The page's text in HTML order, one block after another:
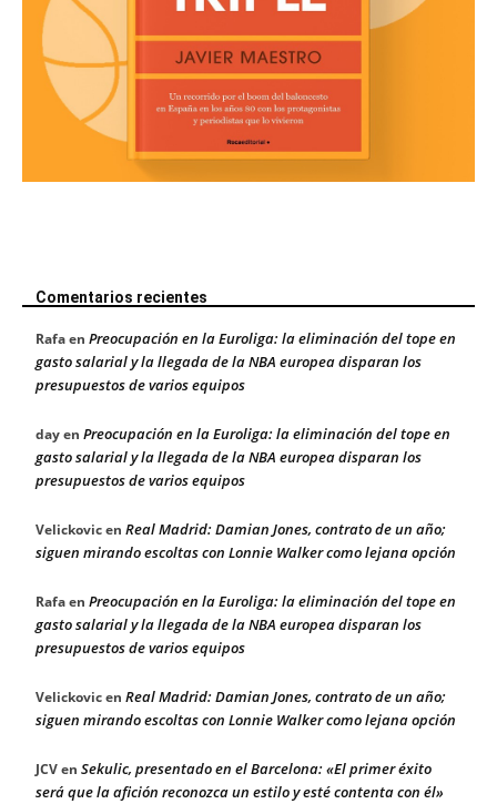
Comentarios recientes
Rafaen Preocupación en la Euroliga: la eliminación del tope en
gasto salarial y la llegada de la NBA europea disparan los
presupuestos de varios equipos
dayen Preocupación en la Euroliga: la eliminación del tope en
gasto salarial y la llegada de la NBA europea disparan los
presupuestos de varios equipos
Velickovicen Real Madrid: Damian Jones, contrato de un año;
siguen mirando escoltas con Lonnie Walker como lejana opción
Rafaen Preocupación en la Euroliga: la eliminación del tope en
gasto salarial y la llegada de la NBA europea disparan los
presupuestos de varios equipos
Velickovicen Real Madrid: Damian Jones, contrato de un año;
siguen mirando escoltas con Lonnie Walker como lejana opción
JCVen Sekulic, presentado en el Barcelona: «El primer éxito
será que la afición reconozca un estilo y esté contenta con él»